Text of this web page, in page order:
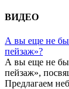
ВИДЕО
А вы еще не
пейзаж»?
А вы еще не
пейзаж»,
Предлагаем